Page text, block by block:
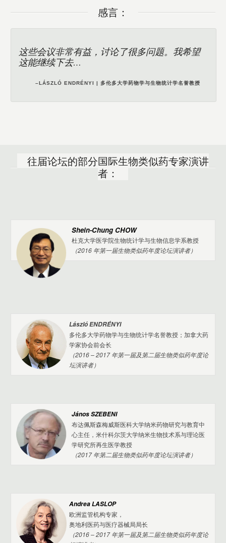
感言：
–BERND JILMA | 维也纳医科大学临床药学系副主任
–ILDIKÓ ARADI | GEDEON RICHTER 公司生物制剂临床研究负责人
这些会议非常有益，讨论了很多问题。我希望
这能继续下去…
–LÁSZLÓ ENDRÉNYI | 多伦多大学药物学与生物统计学名誉教授
主办单位在筹备这样一场会议上表现出色，我
们可以交流有关监管审批流程的想法，也可以
往届论坛的部分国际生物类似药专家演讲
者：
Shein-Chung CHOW
杜克大学医学院生物统计学与生物信息学系教授
László ENDRÉNYI
多伦多大学药物学与生物统计学名誉教授；加拿大药
学家协会前会长
（2016 – 2017 年第一届及第二届生物类似药年度论
János SZEBENI
布达佩斯森梅威斯医科大学纳米药物研究与教育中
心主任，米什科尔茨大学纳米生物技术系与理论医
学研究所再生医学教授
AndreaLASLOP
欧洲监管机构专家，
奥地利医药与医疗器械局局长